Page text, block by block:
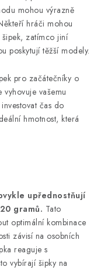
mohou výrazně
hráči mohou
zatímco jiní
poskytují těžší modely.
pro začátečníky o
vašemu
čas do
hmotnost, která
upřednostňují
gramů. Tato
optimální kombinace
závisí na osobních
reaguje s
vybírají šipky na